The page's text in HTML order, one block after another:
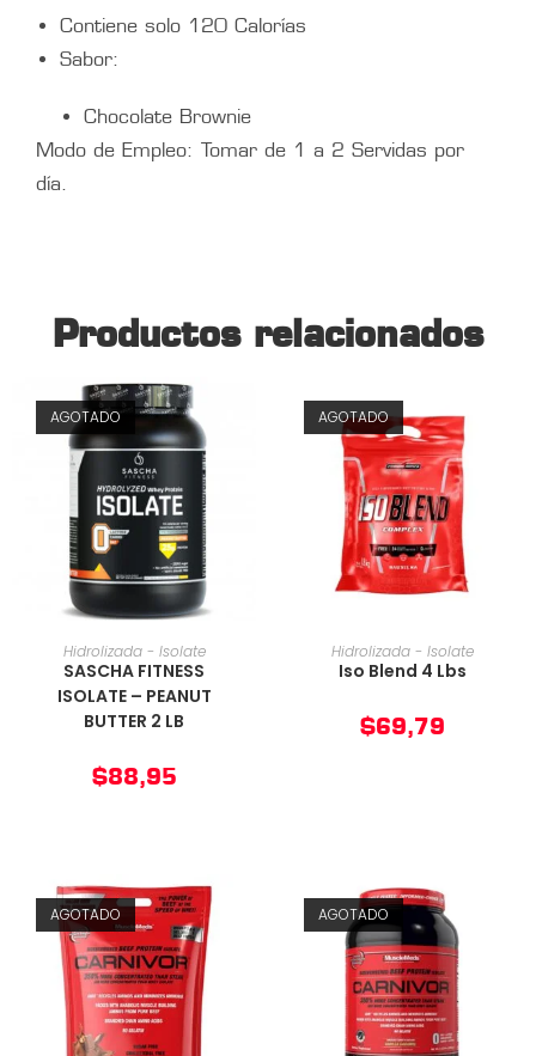
Contiene solo 120 Calorías
Sabor:
Chocolate Brownie
Modo de Empleo: Tomar de 1 a 2 Servidas por
día.
Productos relacionados
AGOTADO
AÑADIR AL CARRITO
Hidrolizada - Isolate
SASCHA FITNESS
ISOLATE – PEANUT
BUTTER 2 LB
$88,95
AGOTADO
AÑADIR AL CARRITO
Hidrolizada - Isolate
Iso Blend 4 Lbs
$69,79
AGOTADO AGOTADO